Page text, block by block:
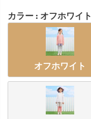
カラー オフホワイト
オフホワイト